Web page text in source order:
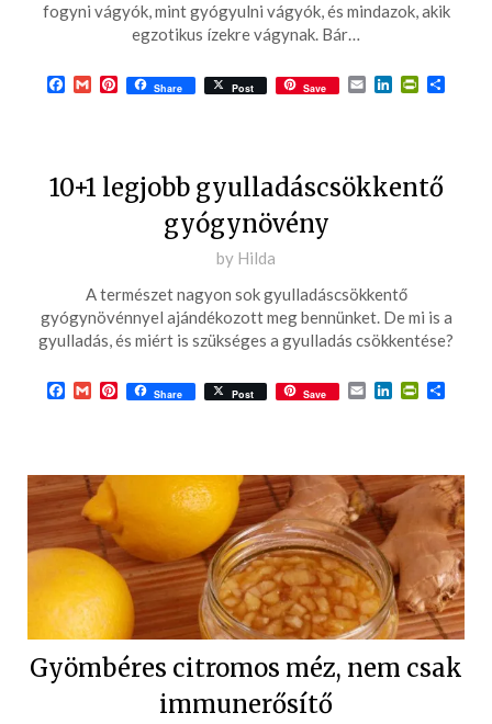
25
fogyni vágyók, mint gyógyulni vágyók, és mindazok, akik
egzotikus ízekre vágynak. Bár…
Facebook
GmailPinterest
Share Post Save EmailLinkedIn
10+1 legjobb gyulladáscsökkentő
gyógynövény
Posted
2019-
07-
by Hilda
A természet nagyon sok gyulladáscsökkentő
gyógynövénnyel ajándékozott meg bennünket. De mi is a
gyulladás, és miért is szükséges a gyulladás csökkentése?
Facebook
GmailPinterest
Share Post Save EmailLinkedIn
Gyömbéres citromos méz, nem csak
immunerősítő